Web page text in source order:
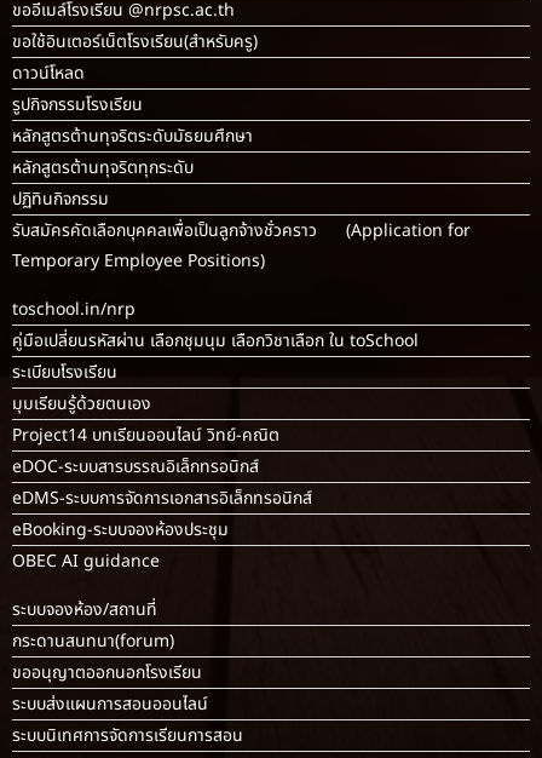
ขออีเมล์โรงเรียน @nrpsc.ac.th
ขอใช้อินเตอร์เน็ตโรงเรียน(สำหรับครู)
ดาวน์โหลด
รูปกิจกรรมโรงเรียน
หลักสูตรต้านทุจริตระดับมัธยมศึกษา
หลักสูตรต้านทุจริตทุกระดับ
ปฏิทินกิจกรรม
รับสมัครคัดเลือกบุคคลเพื่อเป็นลูกจ้างชั่วคราว (Application for
Temporary Employee Positions)
toschool.in/nrp
คู่มือเปลี่ยนรหัสผ่าน เลือกชุมนุม เลือกวิชาเลือก ใน toSchool
ระเบียบโรงเรียน
มุมเรียนรู้ด้วยตนเอง
Project14 บทเรียนออนไลน์ วิทย์-คณิต
eDOC-ระบบสารบรรณอิเล็กทรอนิกส์
eDMS-ระบบการจัดการเอกสารอิเล็กทรอนิกส์
eBooking-ระบบจองห้องประชุม
OBEC AI guidance
ระบบจองห้อง/สถานที่
กระดานสนทนา(forum)
ขออนุญาตออกนอกโรงเรียน
ระบบส่งแผนการสอนออนไลน์
ระบบนิเทศการจัดการเรียนการสอน